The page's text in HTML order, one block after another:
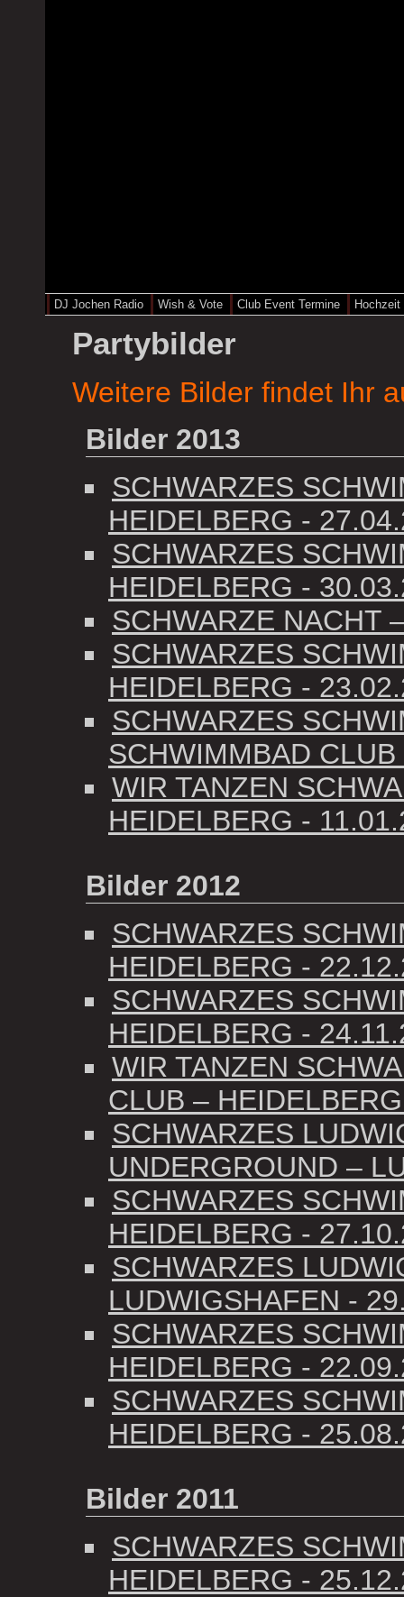
DJ Jochen Radio Wish & Vote Club Event Termine
Partybilder
Weitere Bilder findet Ihr
Bilder 2013
SCHWARZES
HEIDELBERG -
SCHWARZES
HEIDELBERG -
SCHWARZE NACHT
SCHWARZES
HEIDELBERG -
SCHWARZES
SCHWIMMBAD
WIR TANZEN
HEIDELBERG -
Bilder 2012
SCHWARZES
HEIDELBERG -
SCHWARZES
HEIDELBERG -
WIR TANZEN
CLUB –
SCHWARZES
UNDERGROUND –
SCHWARZES
HEIDELBERG -
SCHWARZES
LUDWIGSHAFEN -
SCHWARZES
HEIDELBERG -
SCHWARZES
HEIDELBERG -
Bilder 2011
SCHWARZES
HEIDELBERG -